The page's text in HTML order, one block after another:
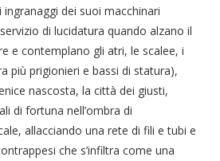
dei suoi macchinari
di lucidatura quando alzano il
e contemplano gli atri, le scalee, i
più prigionieri e bassi di statura),
nascosta, la città dei giusti,
di fortuna nell’ombra di
allacciando una rete di fili e tubi e
che s’infiltra come una